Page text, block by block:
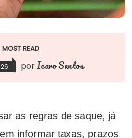
MOST READ
porIcaro Santos
as regras de saque, já
informar taxas, prazos